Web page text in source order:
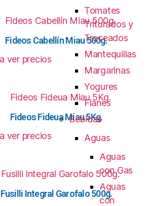
Fideos Cabellín Miau 500g.
ver precios
Fideos Fideua Miau 5Kg.
ver precios
Fusilli Integral Garofalo 500g.
Tomates
Triturados y
Troceados
Mantequillas
Margarinas
Yogures
Flanes
Bebidas
Aguas
Aguas
con Gas
Aguas
con